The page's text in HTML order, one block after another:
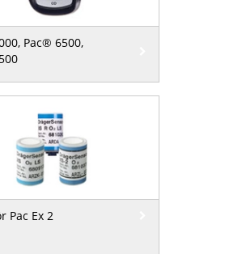
Pac® 6500,
Pac Ex 2